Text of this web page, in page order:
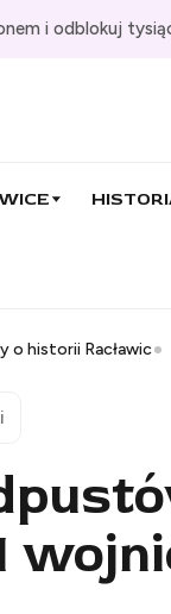
i odblokuj
o historii Racławic